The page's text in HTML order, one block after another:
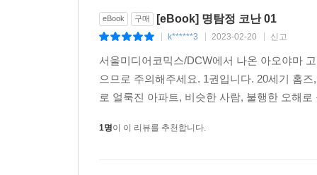
eBook 구매 [eBook] 명탐정 코난 01
k******3 2023-02-20 신고
서울미디어코믹스/DCW에서 나온 아오야마
으므로 주의해주세요. 1권입니다. 20세기 홈
로 얼룩진 아파트, 비슷한 사람, 불행한 오해
1명이 이 리뷰를 추천합니다.